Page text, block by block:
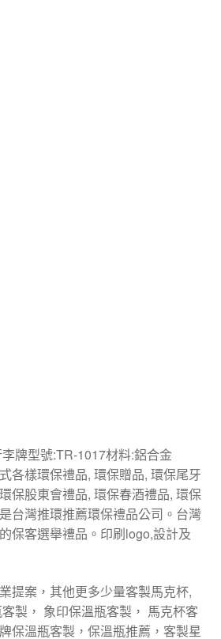
牌型號:TR-1017材料:鋁合金
各樣環保禮品, 環保贈品, 環保尾牙
保股東會禮品, 環保春酒禮品, 環保
台灣推環推薦環保禮品公司。台灣
保客選舉禮品。印刷logo,設計及
提案，其他更多少量客製馬克杯,
製， 象印保溫瓶客製， 馬克杯客
保溫瓶客製，保溫瓶推薦，客製星